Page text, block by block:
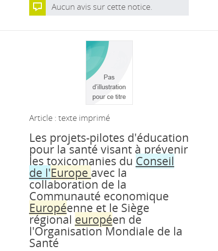
Aucun avis sur cette notice.
Article : texte imprimé
Les projets-pilotes d'éducation
pour la santé visant à prévenir
les toxicomanies du Conseil
de l'Europe avec la
collaboration de la
Communauté economique
Européenne et le Siège
régional européen de
l'Organisation Mondiale de la
Santé